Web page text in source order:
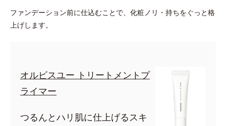
ファンデーション前に仕込むことで、化粧ノリ・持ちをぐっと格
上げします。
オルビスユー トリートメントプ
ライマー
つるんとハリ肌に仕上げるスキ